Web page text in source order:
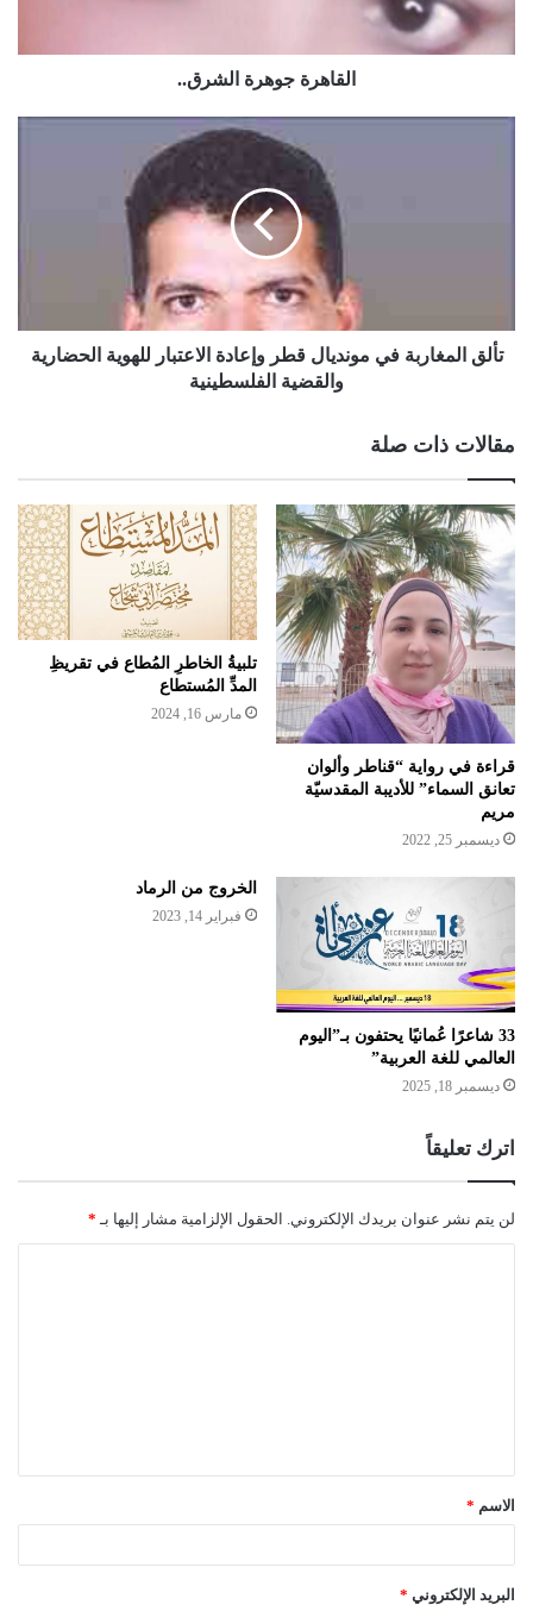
القاهرة جوهرة الشرق..
تألق المغاربة في مونديال قطر وإعادة الاعتبار للهوية الحضارية
والقضية الفلسطينية
مقالات ذات صلة
قراءة في رواية “قناطر وألوان
تعانق السماء” للأديبة المقدسيّة
مريم
ديسمبر 25, 2022
تلبيةُ الخاطرِ المُطاع في تقريظِ
المدِّ المُستطاع
مارس 16, 2024
33 شاعرًا عُمانيًا يحتفون بـ”اليوم
العالمي للغة العربية”
ديسمبر 18, 2025
الخروج من الرماد
فبراير 14, 2023
اترك تعليقاً
لن يتم نشر عنوان بريدك الإلكتروني. الحقول الإلزامية مشار إليها بـ *
ق
*
الاسم *
البريد الإلكتروني *